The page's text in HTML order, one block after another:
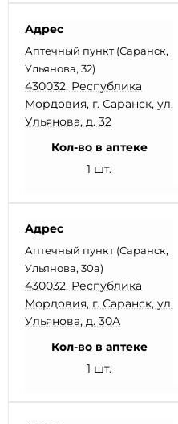
Адрес
Аптечный пункт (Саранск,
Ульянова, 32)
430032, Республика
Мордовия, г. Саранск, ул.
Ульянова, д. 32
Кол-во в аптеке
1 шт.
Адрес
Аптечный пункт (Саранск,
Ульянова, 30а)
430032, Республика
Мордовия, г. Саранск, ул.
Ульянова, д. 30А
Кол-во в аптеке
1 шт.